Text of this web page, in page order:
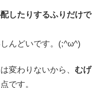
したりするふりだけで
んどいです。(;^ω^)
変わりないから、 むげ
です。